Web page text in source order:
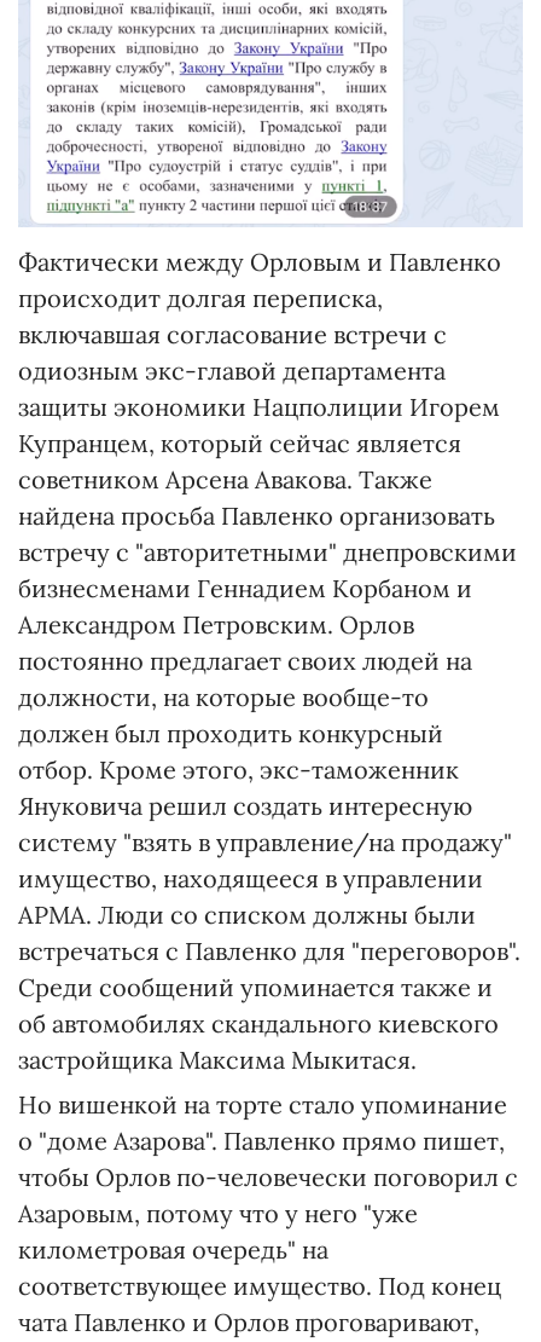
Фактически между Орловым и Павленко
происходит долгая переписка,
включавшая согласование встречи с
одиозным экс-главой департамента
защиты экономики Нацполиции Игорем
Купранцем, который сейчас является
советником Арсена Авакова. Также
найдена просьба Павленко организовать
встречу с "авторитетными" днепровскими
бизнесменами Геннадием Корбаном и
Александром Петровским. Орлов
постоянно предлагает своих людей на
должности, на которые вообще-то
должен был проходить конкурсный
отбор. Кроме этого, экс-таможенник
Януковича решил создать интересную
систему "взять в управление/на продажу"
имущество, находящееся в управлении
АРМА. Люди со списком должны были
встречаться с Павленко для "переговоров".
Среди сообщений упоминается также и
об автомобилях скандального киевского
застройщика Максима Мыкитася.
Но вишенкой на торте стало упоминание
о "доме Азарова". Павленко прямо пишет,
чтобы Орлов по-человечески поговорил с
Азаровым, потому что у него "уже
километровая очередь" на
соответствующее имущество. Под конец
чата Павленко и Орлов проговаривают,